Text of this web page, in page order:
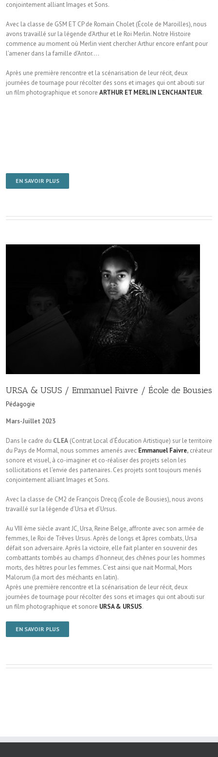
conjointement alliant Images et Sons.
Avec la classe de GSM ET CP de Romain Cholet (École de Maroilles), nous
avons travaillé sur la légende d’Arthur et le Roi Merlin. Notre Histoire
commence au moment où Merlin vient chercher Arthur encore enfant pour
l’amener dans la famille d’Antor….
Après une première rencontre et la scénarisation de leur récit, deux
journées de tournage pour récolter des sons et images qui ont abouti sur
un film photographique et sonore ARTHUR ET MERLIN L’ENCHANTEUR.
EN SAVOIR PLUS
URSA & USUS / Emmanuel Faivre / École de Bousies
Pédagogie
Mars-Juillet 2023
Dans le cadre du CLEA (Contrat Local d’Éducation Artistique) sur le territoire
du Pays de Mormal, nous sommes amenés avec Emmanuel Faivre, créateur
sonore et visuel, à co-imaginer et co-réaliser des projets selon les
sollicitations et l’envie des partenaires. Ces projets sont toujours menés
conjointement alliant Images et Sons.
Avec la classe de CM2 de François Drecq (École de Bousies), nous avons
travaillé sur la légende d’Ursa et d’Ursus.
Au VIII ème siècle avant JC, Ursa, Reine Belge, affronte avec son armée de
femmes, le Roi de Trêves Ursus. Après de longs et âpres combats, Ursa
défait son adversaire. Après la victoire, elle fait planter en souvenir des
combattants tombés au champs d’honneur, des chênes pour les hommes
morts, des hêtres pour les femmes. C’est ainsi que nait Mormal, Mors
Malorum (la mort des méchants en latin).
Après une première rencontre et la scénarisation de leur récit, deux
journées de tournage pour récolter des sons et images qui ont abouti sur
un film photographique et sonore URSA & URSUS.
EN SAVOIR PLUS